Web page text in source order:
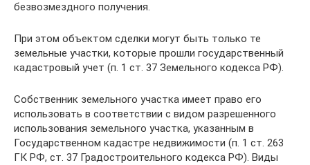
безвозмездного получения.
При этом объектом сделки могут быть только те
земельные участки, которые прошли государственный
кадастровый учет (п. 1 ст. 37 Земельного кодекса РФ).
Собственник земельного участка имеет право его
использовать в соответствии с видом разрешенного
использования земельного участка, указанным в
Государственном кадастре недвижимости (п. 1 ст. 263
ГК РФ, ст. 37 Градостроительного кодекса РФ). Виды